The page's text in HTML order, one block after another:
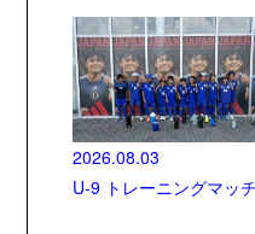
2026.08.03
U-9 トレーニングマッチ